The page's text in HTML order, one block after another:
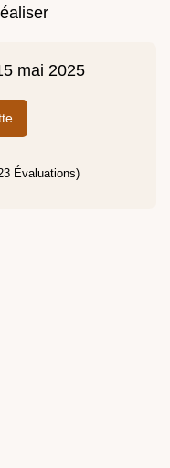
mai 2025
Évaluations)